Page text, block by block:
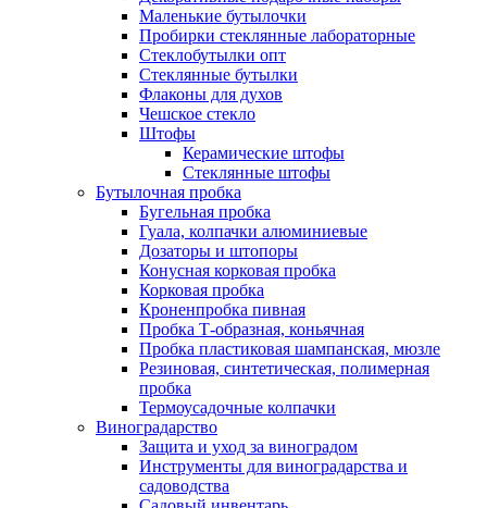
Маленькие бутылочки
Пробирки стеклянные лабораторные
Стеклобутылки опт
Стеклянные бутылки
Флаконы для духов
Чешское стекло
Штофы
Керамические штофы
Стеклянные штофы
Бутылочная пробка
Бугельная пробка
Гуала, колпачки алюминиевые
Дозаторы и штопоры
Конусная корковая пробка
Корковая пробка
Кроненпробка пивная
Пробка Т-образная, коньячная
Пробка пластиковая шампанская, мюзле
Резиновая, синтетическая, полимерная
пробка
Термоусадочные колпачки
Виноградарство
Защита и уход за виноградом
Инструменты для виноградарства и
садоводства